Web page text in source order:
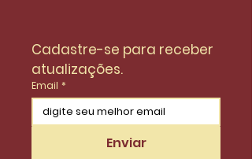
Cadastre-se para receber
atualizações.
Email *
Enviar